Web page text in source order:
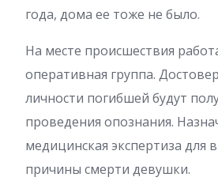
года, дома ее тоже не было.
На месте происшествия
оперативная группа.
личности погибшей будут
проведения опознания.
медицинская экспертиза для
причины смерти девушки.